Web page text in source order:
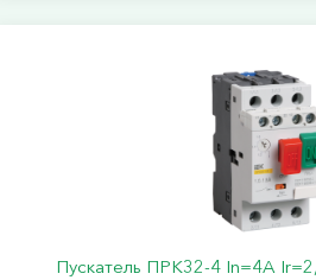
Пускатель ПРК32-4 In=4A